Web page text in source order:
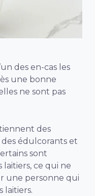
des en-cas les
une bonne
ne sont pas
des
édulcorants et
sont
ce qui ne
une personne qui
laitiers.